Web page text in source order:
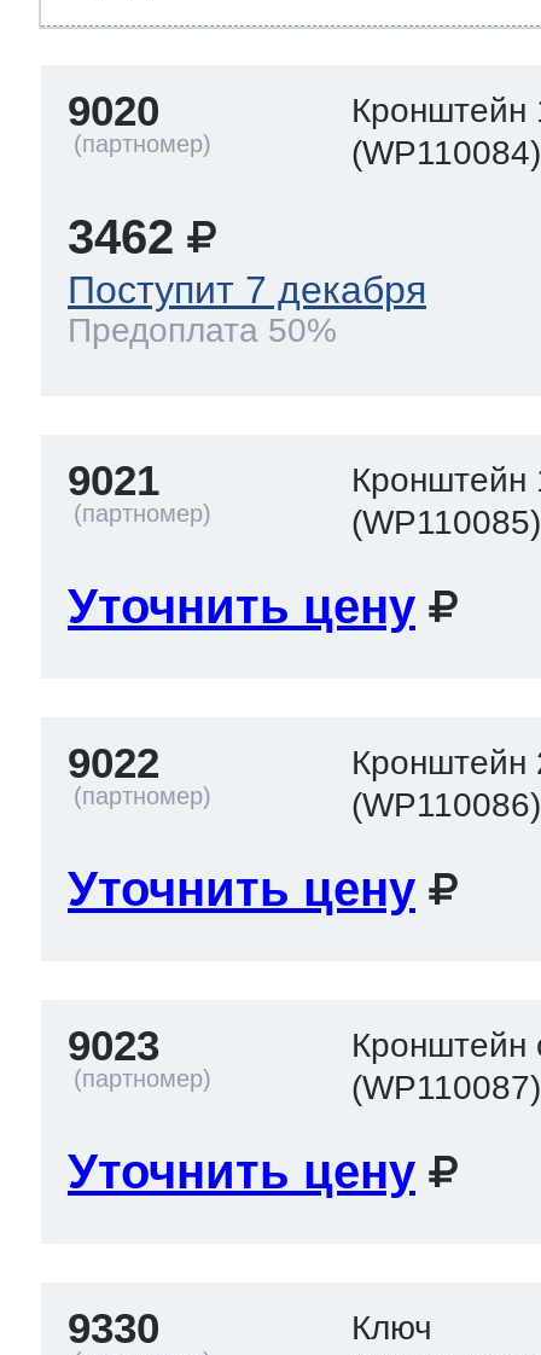
9020
Кронштейн
(WP110084)
3462
Поступит 7 декабря
Предоплата 50%
9021
Кронштейн
(WP110085)
Уточнить цену
9022
Кронштейн
(WP110086)
Уточнить цену
9023
Кронштейн
(WP110087)
Уточнить цену
9330
Ключ